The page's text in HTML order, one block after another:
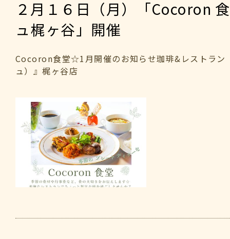
２月１６日（月）「Cocoron
ュ梶ヶ谷」開催
Cocoron食堂☆1月開催のお知らせ珈琲&レストラン
ュ）』梶ヶ谷店